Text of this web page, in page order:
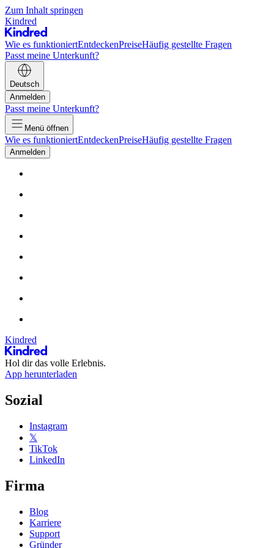
Zum Inhalt springen
Kindred
Wie es funktioniertEntdeckenPreiseHäufig gestellte Fragen
Passt meine Unterkunft?
Deutsch
Anmelden
Passt meine Unterkunft?
Menü öffnen
Wie es funktioniertEntdeckenPreiseHäufig gestellte Fragen
Anmelden
Kindred
Hol dir das volle Erlebnis.
App herunterladen
Sozial
Instagram
𝕏
TikTok
LinkedIn
Firma
Blog
Karriere
Support
Gründer